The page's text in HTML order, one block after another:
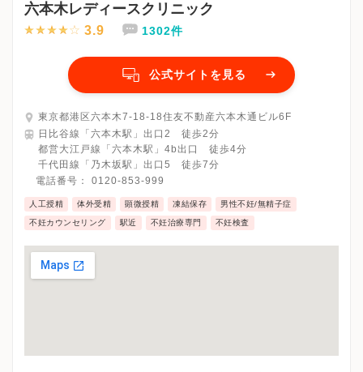
六本木レディースクリニック
3.9 1302件
公式サイトを見る
東京都港区六本木7-18-18住友不動産六本木通ビル6F
日比谷線「六本木駅」出口2 徒歩2分
都営大江戸線「六本木駅」4b出口 徒歩4分
千代田線「乃木坂駅」出口5 徒歩7分
電話番号： 0120-853-999
人工授精 体外受精 顕微授精 凍結保存 男性不妊/無精子症
不妊カウンセリング 駅近 不妊治療専門 不妊検査